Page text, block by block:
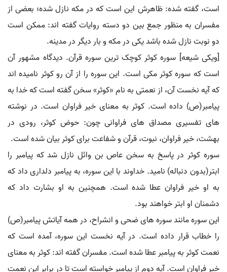
است، گفته شده: ظاهرش این است که در مکه نازل شده؛ بعضی از
مفسران به منظور جمع بین دو دسته روایات گفته اند: ممکن است
دو نوبت نازل شده باشد یکی در مکه و بار دیگر در مدینه.
[ویکی شیعه] سوره کوثر کوچک ترین سوره قرآن. دیدگاه مشهور آن
است که سوره کوثر مکی است. این سوره را از آن رو کوثر نامیده اند
که آیه نخست آن، از نعمتی به نام «کوثر» سخن گفته است که خدا به
پیامبر(ص) داده است. کوثر به معنای خیر فراوان است. در نوشته
های تفسیری مصداق های فراوانی چون: حوض کوثر، رودی در
بهشت، خیر فراوان، نبوت، قرآن و شفاعت برای کوثر بیان شده است.
سوره کوثر در پاسخ به سخن عاص بن وائل نازل شد که پیامبر را
ابتر(بدون دنباله) نامید. خداوند با این سوره، به پیامبر دلداری داد که
به او خیر فراوان عطا شده است. همچنین به او بشارت داد که
دشمنان او ابتر خواهند بود.
این سوره مانند سوره های ضحی و انشراح، در همه آیاتش پیامبر(ص)
را خطاب قرار داده است. در آیه نخست این سوره، آمده است که
نعمت کوثر به پیامبر عطا شده است. مفسران گفته اند: کوثر به معنای
خیر فراوان است. آیه دوم از پیامبر خواسته است تا در برابر این نعمت